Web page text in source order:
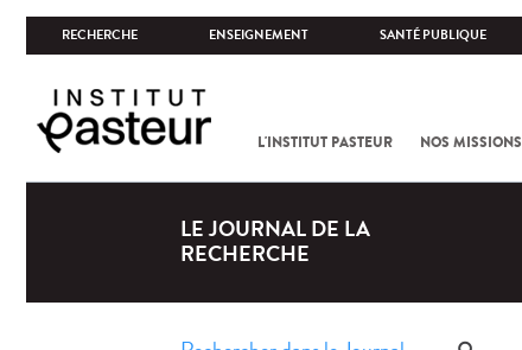
RECHERCHE ENSEIGNEMENT SANTÉ PUBLIQUE
L'INSTITUT PASTEUR NOS MISSIONS
LE JOURNAL DE LA
RECHERCHE